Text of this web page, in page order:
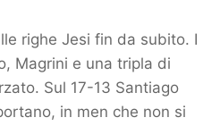
righe Jesi fin da subito. I
Magrini e una tripla di
Sul 17-13 Santiago
in men che non si